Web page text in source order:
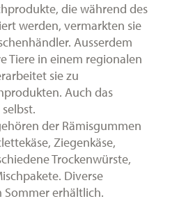
die während des
werden, vermarkten sie
Ausserdem
Tiere in einem regionalen
sie zu
Auch das
der Rämisgummen
Ziegenkäse,
Trockenwürste,
Diverse
erhältlich.